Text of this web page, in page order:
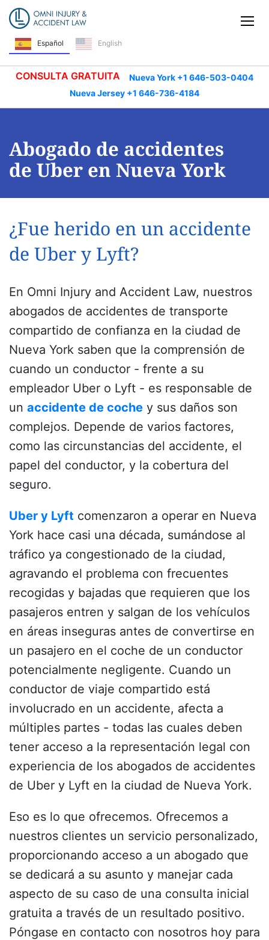
Saltar navegación
Español English
CONSULTA GRATUITA
Nueva York +1 646-503-0404
Nueva Jersey +1 646-736-4184
Abogado de accidentes
de Uber en Nueva York
¿Fue herido en un accidente
de Uber y Lyft?
En Omni Injury and Accident Law, nuestros
abogados de accidentes de transporte
compartido de confianza en la ciudad de
Nueva York saben que la comprensión de
cuando un conductor - frente a su
empleador Uber o Lyft - es responsable de
un accidente de coche y sus daños son
complejos. Depende de varios factores,
como las circunstancias del accidente, el
papel del conductor, y la cobertura del
seguro.
Uber y Lyft comenzaron a operar en Nueva
York hace casi una década, sumándose al
tráfico ya congestionado de la ciudad,
agravando el problema con frecuentes
recogidas y bajadas que requieren que los
pasajeros entren y salgan de los vehículos
en áreas inseguras antes de convertirse en
un pasajero en el coche de un conductor
potencialmente negligente. Cuando un
conductor de viaje compartido está
involucrado en un accidente, afecta a
múltiples partes - todas las cuales deben
tener acceso a la representación legal con
experiencia de los abogados de accidentes
de Uber y Lyft en la ciudad de Nueva York.
Eso es lo que ofrecemos. Ofrecemos a
nuestros clientes un servicio personalizado,
proporcionando acceso a un abogado que
se dedicará a su asunto y manejar cada
aspecto de su caso de una consulta inicial
gratuita a través de un resultado positivo.
Póngase en contacto con nosotros hoy para